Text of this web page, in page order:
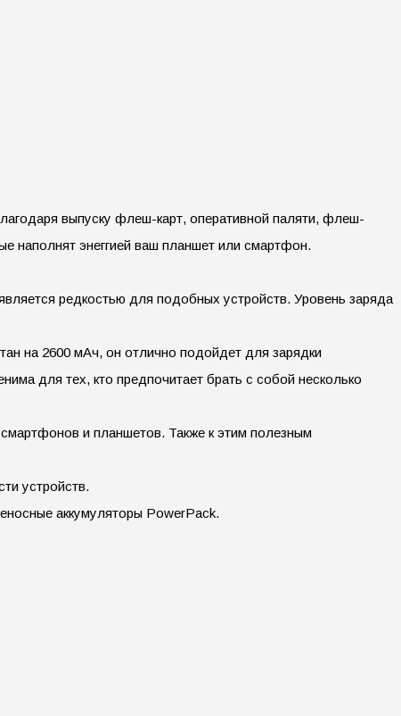
выпуску флеш-карт, оперативной паляти, флеш-
наполнят энеггией ваш планшет или смартфон.
редкостью для подобных устройств. Уровень заряда
на 2600 мАч, он отлично подойдет для зарядки
для тех, кто предпочитает брать с собой несколько
и планшетов. Также к этим полезным
устройств.
аккумуляторы PowerPack.